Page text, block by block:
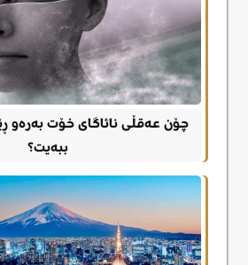
چۆن عەقڵی نائاگای خۆت بەرەو
ببەیت؟